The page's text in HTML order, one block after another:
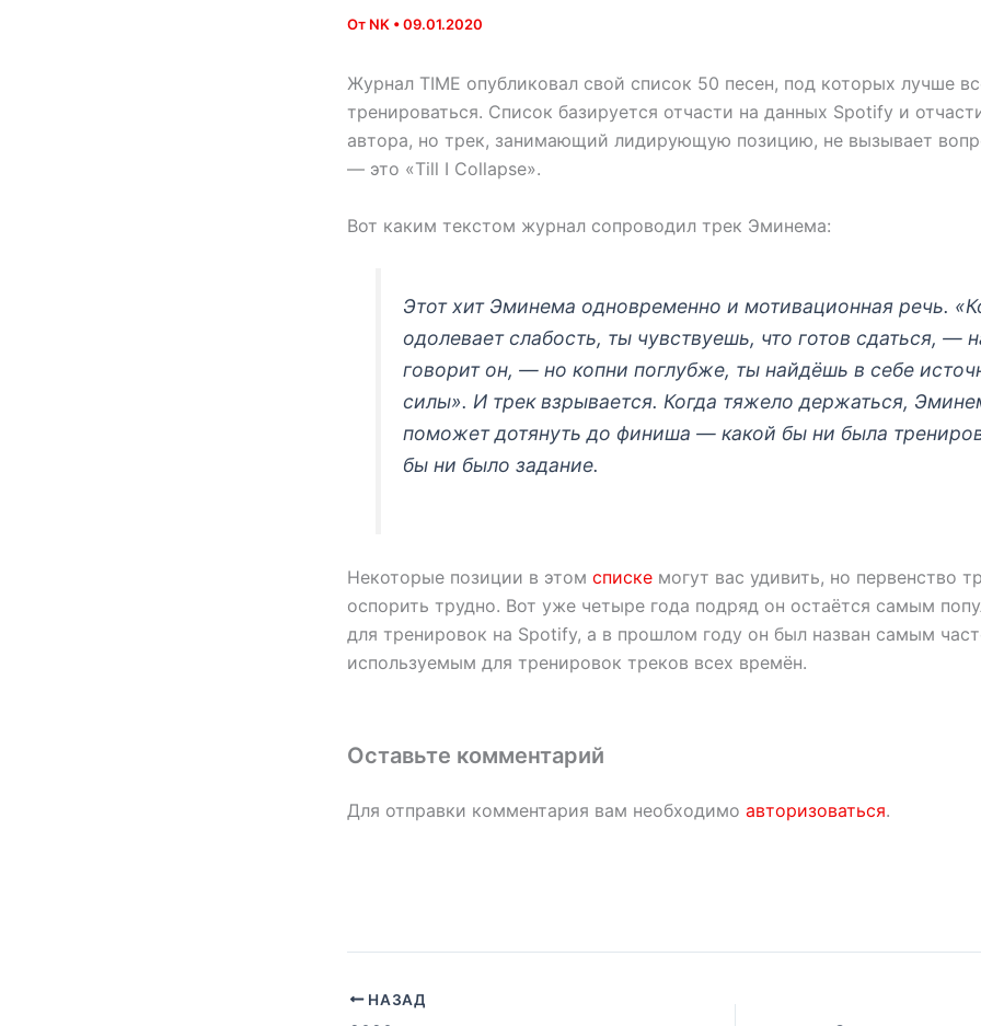
От NK •09.01.2020
Журнал TIME опубликовал свой список 50 песен, под которых лучше
тренироваться. Список базируется отчасти на данных Spotify и
автора, но трек, занимающий лидирующую позицию, не вызывает
— это «Till I Collapse».
Вот каким текстом журнал сопроводил трек Эминема:
Этот хит Эминема одновременно и мотивационная речь.
одолевает слабость, ты чувствуешь, что готов сдаться, —
говорит он, — но копни поглубже, ты найдёшь в себе
силы». И трек взрывается. Когда тяжело держаться,
поможет дотянуть до финиша — какой бы ни была
бы ни было задание.
Некоторые позиции в этом списке могут вас удивить, но первенство
оспорить трудно. Вот уже четыре года подряд он остаётся самым
для тренировок на Spotify, а в прошлом году он был назван самым
используемым для тренировок треков всех времён.
Оставьте комментарий
Для отправки комментария вам необходимо авторизоваться.
НАЗАД